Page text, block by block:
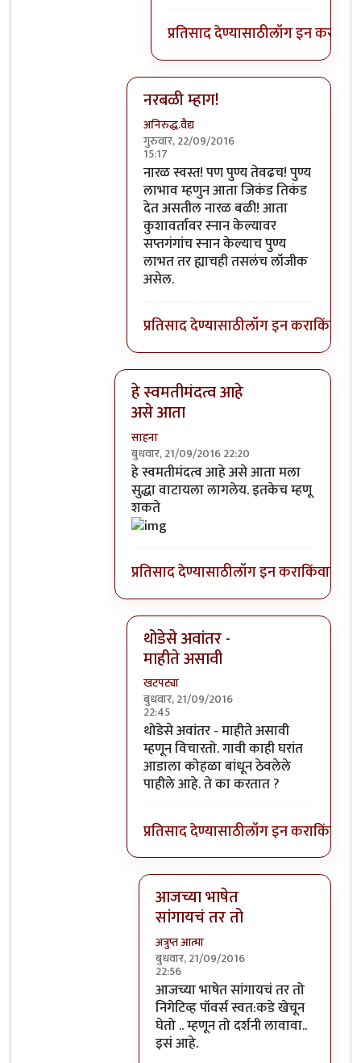
प्रतिसाद देण्यासाठीलॉग इन करा
नरबळी म्हाग!
अनिरुद्ध.वैद्य
गुरुवार, 22/09/2016
15:17
In reply toमला शास्त्रार्थ वगैरे काही
नारळ स्वस्त! पण पुण्य तेवढच! पुण्य
लाभाव म्हणुन आता जिकंड तिकंड
देत असतील नारळ बळी! आता
कुशावर्तावर स्नान केल्यावर
सप्तगंगांच स्नान केल्याच पुण्य
लाभत तर ह्याचही तसलंच लॉजीक
असेल.
प्रतिसाद देण्यासाठीलॉग इन कराकिंवा
हे स्वमतीमंदत्व आहे
असे आता
साहना
बुधवार, 21/09/2016 22:20
In reply toआत्मबंधवाल्यानी `कोहळा म्हणजे
हे स्वमतीमंदत्व आहे असे आता मला
सुद्धा वाटायला लागलेय. इतकेच म्हणू
शकते
प्रतिसाद देण्यासाठीलॉग इन कराकिंवा
थोडेसे अवांतर -
माहीते असावी
खटपट्या
बुधवार, 21/09/2016
22:45
In reply toहे स्वमतीमंदत्व आहे असे आता
थोडेसे अवांतर - माहीते असावी
म्हणून विचारतो. गावी काही घरांत
आडाला कोहळा बांधून ठेवलेले
पाहीले आहे. ते का करतात ?
प्रतिसाद देण्यासाठीलॉग इन कराकिंवा
आजच्या भाषेत
सांगायचं तर तो
अत्रुप्त आत्मा
बुधवार, 21/09/2016
22:56
In reply toथोडेसे अवांतर - माहीते
आजच्या भाषेत सांगायचं तर तो
निगेटिव्ह पॉवर्स स्वत:कडे खेचून
घेतो .. म्हणून तो दर्शनी लावावा..
इसं आहे.